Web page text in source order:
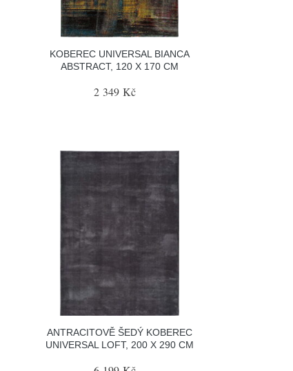
KOBEREC UNIVERSAL BIANCA
ABSTRACT, 120 X 170 CM
2 349 Kč
ANTRACITOVĚ ŠEDÝ KOBEREC
UNIVERSAL LOFT, 200 X 290 CM